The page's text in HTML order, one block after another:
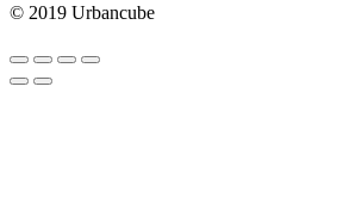
© 2019 Urbancube